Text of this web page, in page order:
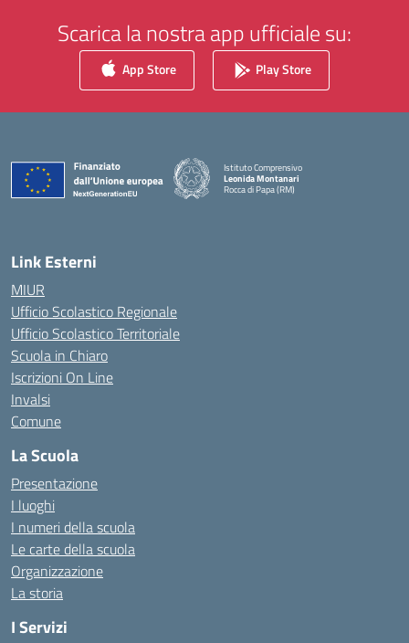
Scarica la nostra app ufficiale su:
App Store Play Store
Istituto Comprensivo
Leonida Montanari
Rocca di Papa (RM)
— Visita la pagina iniziale della scuola
Link Esterni
MIUR
Ufficio Scolastico Regionale
Ufficio Scolastico Territoriale
Scuola in Chiaro
Iscrizioni On Line
Invalsi
Comune
La Scuola
Presentazione
I luoghi
I numeri della scuola
Le carte della scuola
Organizzazione
La storia
I Servizi